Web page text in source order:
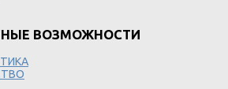
ВОЗМОЖНОСТИ